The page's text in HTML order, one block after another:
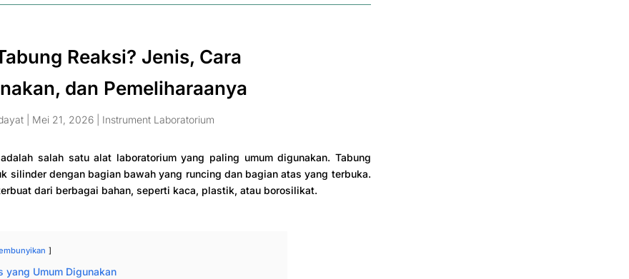
Reaksi? Jenis, Cara
dan Pemeliharaanya
Mei 21, 2026 Instrument Laboratorium
adalah salah satu alat laboratorium yang paling umum digunakan. Tabung
silinder dengan bagian bawah yang runcing dan bagian atas yang terbuka.
dari berbagai bahan, seperti kaca, plastik, atau borosilikat.
yang Umum Digunakan